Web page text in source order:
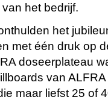
het bedrijf.
het
met één druk op
doseerplateau
van
maar liefst 25 of